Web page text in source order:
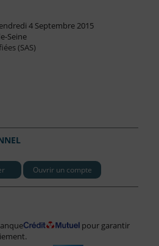
4 Septembre 2015
Seine
(SAS)
Ouvrir un compte
pour garantir